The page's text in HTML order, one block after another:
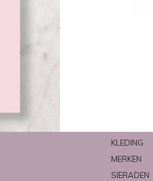
KLEDING
MERKEN
SIERADEN